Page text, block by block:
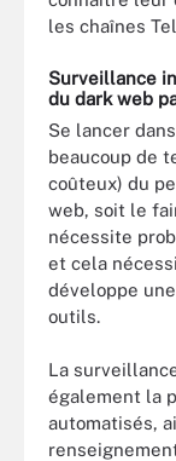
les chaînes
Surveillance
du dark web
Se lancer
beaucoup de
coûteux) du
web, soit le
nécessite
et cela
développe
outils.
La
également la
automatisés,